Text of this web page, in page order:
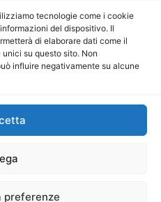
tecnologie come i cookie
del dispositivo. Il
di elaborare dati come il
su questo sito. Non
influire negativamente su alcune
preferenze
Maurizio Scaglione
Maria Calabrese
Cooperativa a r.l. è
di Comunicazione al